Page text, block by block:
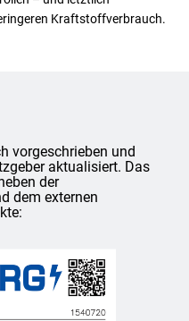
Kraftstoffverbrauch.
vorgeschrieben und
aktualisiert. Das
der
dem externen